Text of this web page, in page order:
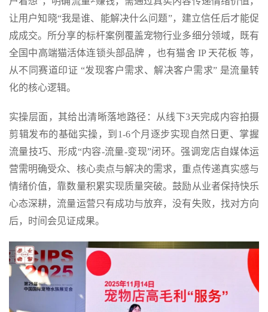
让用户知晓“我是谁、能解决什么问题”，建立信任后才能促
成成交。所分享的标杆案例覆盖宠物行业多细分领域，既有
全国中高端猫活体连锁头部品牌 ，也有猫舍 IP 天花板 等，
从不同赛道印证 “发现客户需求、解决客户需求” 是流量转
化的核心逻辑。
实操层面，其给出清晰落地路径：从线下3天完成内容拍摄
剪辑发布的基础实操，到1-6个月逐步实现自然日更、掌握
流量技巧、形成“内容-流量-变现”闭环。强调宠店自媒体运
营需明确受众、核心卖点与解决的需求，重点传递真实感与
情绪价值，靠数量积累实现质量突破。鼓励从业者保持快乐
心态深耕，流量运营只有成功与放弃，没有失败，找对方向
后，时间会见证成果。